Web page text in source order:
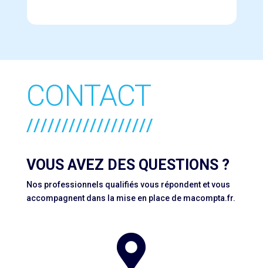
CONTACT
//////////////////
VOUS AVEZ DES QUESTIONS ?
Nos professionnels qualifiés vous répondent et vous
accompagnent dans la mise en place de macompta.fr.
